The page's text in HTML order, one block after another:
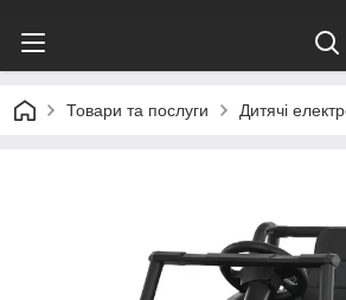
Товари та послуги Дитячі